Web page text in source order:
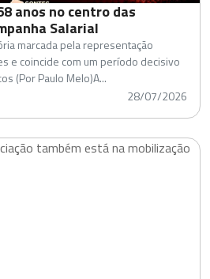
anos no centro das
Salarial
marcada pela representação
e coincide com um período decisivo
(Por Paulo Melo)A...
28/07/2026